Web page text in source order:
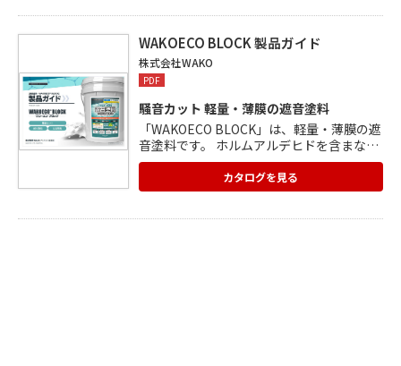
す。 国土交通省の不燃材料認定を取得。施
工後も不燃性能が保たれます。 制振性能が
あり、外部からの音の侵入を抑制します。
WAKOECO BLOCK 製品ガイド
株式会社WAKO
PDF
騒音カット 軽量・薄膜の遮音塗料
「WAKOECO BLOCK」は、軽量・薄膜の遮
音塗料です。 ホルムアルデヒドを含まない
環境にやさしい水性塗料で、 騒音遮断にく
わえて振動も同時に制御する次世代型の遮
音材です。 工場や大型施設、住宅やオフィ
カタログを見る